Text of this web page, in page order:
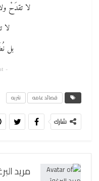
لا تقدَحْ
لا
بل
-
قصائد عامه نثريه
شارك
مريد